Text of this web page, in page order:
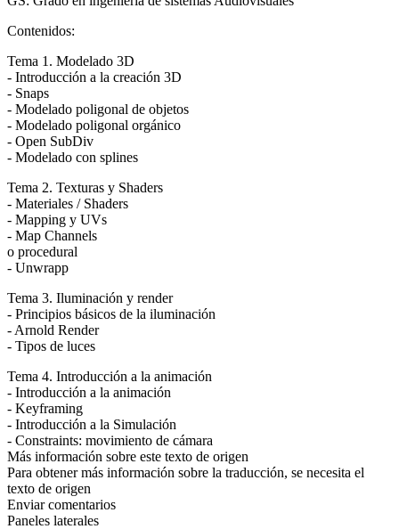
Contenidos:
Tema 1. Modelado 3D
- Introducción a la creación 3D
- Snaps
- Modelado poligonal de objetos
- Modelado poligonal orgánico
- Open SubDiv
- Modelado con splines
Tema 2. Texturas y Shaders
- Materiales / Shaders
- Mapping y UVs
- Map Channels
o procedural
- Unwrapp
Tema 3. Iluminación y render
- Principios básicos de la iluminación
- Arnold Render
- Tipos de luces
Tema 4. Introducción a la animación
- Introducción a la animación
- Keyframing
- Introducción a la Simulación
- Constraints: movimiento de cámara
Más información sobre este texto de origen
Para obtener más información sobre la traducción, se necesita el
texto de origen
Enviar comentarios
Paneles laterales